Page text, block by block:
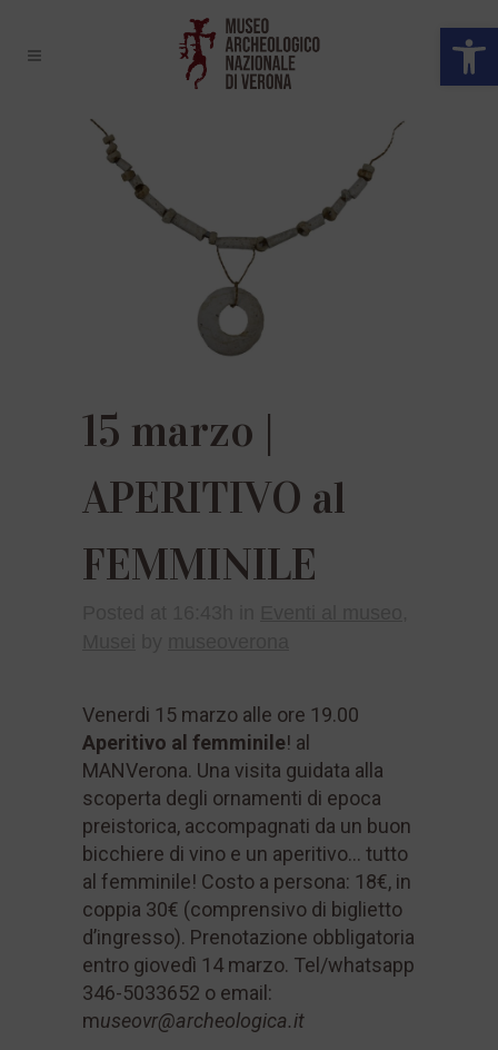
15 marzo |
APERITIVO al
FEMMINILE
Venerdi 15 marzo alle ore 19.00
Aperitivo al femminile! al
MANVerona. Una visita guidata alla
scoperta degli ornamenti di epoca
preistorica, accompagnati da un buon
bicchiere di vino e un aperitivo… tutto
al femminile! Costo a persona: 18€, in
coppia 30€ (comprensivo di biglietto
d’ingresso). Prenotazione obbligatoria
entro giovedì 14 marzo. Tel/whatsapp
346-5033652 o email:
museovr@archeologica.it